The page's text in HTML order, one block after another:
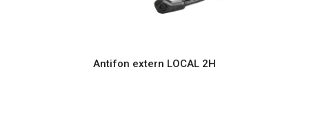
Antifon extern LOCAL 2H